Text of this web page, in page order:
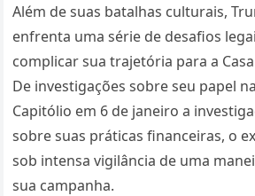
Além de suas batalhas culturais,
enfrenta uma série de desafios
complicar sua trajetória para a
De investigações sobre seu papel
Capitólio em 6 de janeiro a
sobre suas práticas financeiras, o
sob intensa vigilância de uma
sua campanha.